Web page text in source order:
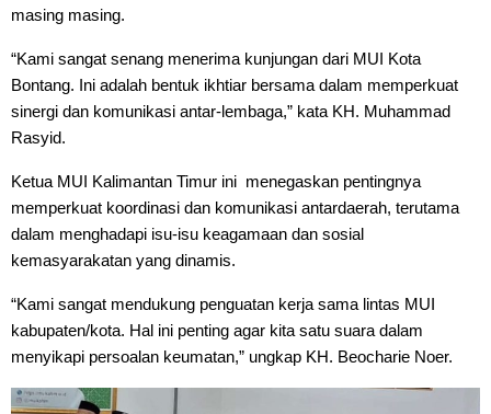
masing masing.
“Kami sangat senang menerima kunjungan dari MUI Kota
Bontang. Ini adalah bentuk ikhtiar bersama dalam memperkuat
sinergi dan komunikasi antar-lembaga,” kata KH. Muhammad
Rasyid.
Ketua MUI Kalimantan Timur ini  menegaskan pentingnya
memperkuat koordinasi dan komunikasi antardaerah, terutama
dalam menghadapi isu-isu keagamaan dan sosial
kemasyarakatan yang dinamis.
“Kami sangat mendukung penguatan kerja sama lintas MUI
kabupaten/kota. Hal ini penting agar kita satu suara dalam
menyikapi persoalan keumatan,” ungkap KH. Beocharie Noer.